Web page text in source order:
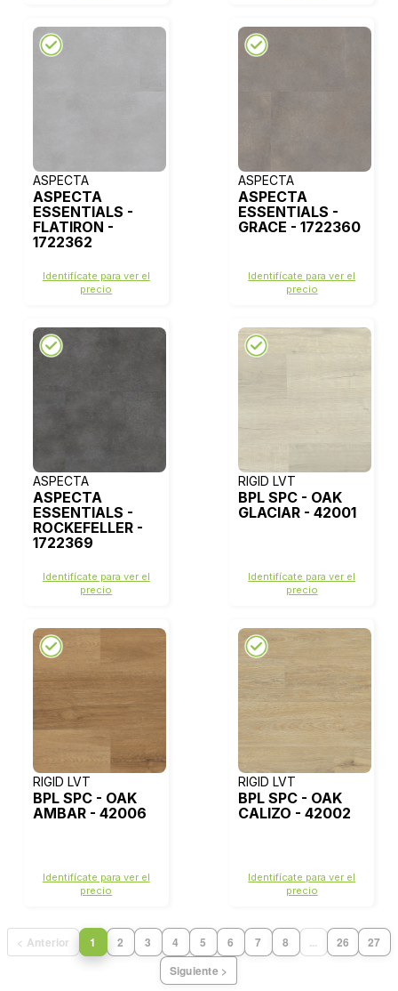
ASPECTA
ASPECTA
ESSENTIALS -
FLATIRON -
1722362
Identifícate para ver el
precio
ASPECTA
ASPECTA
ESSENTIALS -
GRACE - 1722360
Identifícate para ver el
precio
ASPECTA
ASPECTA
ESSENTIALS -
ROCKEFELLER -
1722369
Identifícate para ver el
precio
RIGID LVT
BPL SPC - OAK
GLACIAR - 42001
Identifícate para ver el
precio
RIGID LVT
BPL SPC - OAK
AMBAR - 42006
Identifícate para ver el
precio
RIGID LVT
BPL SPC - OAK
CALIZO - 42002
Identifícate para ver el
precio
< Anterior 1 2 3 4 5 6 7 8 ... 26
27
Siguiente >